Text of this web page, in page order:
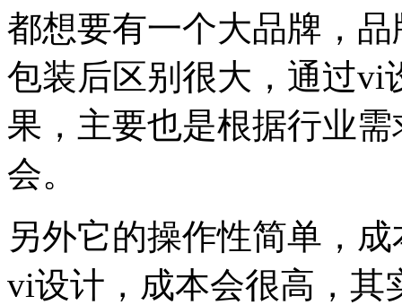
都想要有一个大品牌，
包装后区别很大，通过vi
果，主要也是根据行业
会。
另外它的操作性简单，
vi设计，成本会很高，其